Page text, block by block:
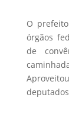
O
órgãos
de